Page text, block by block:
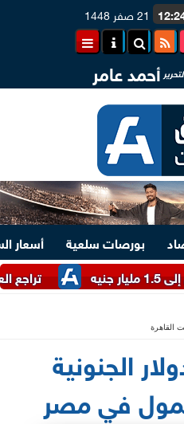
21 صفر 1448
أحمد عامر
بورصات سلعية
أسعار
تراجع العملة
القاهرة
الجنونية
في مصر